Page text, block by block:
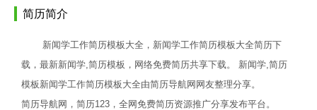
简历简介
新闻学工作简历模板大全，新闻学工作简历模板大全简历下
载，最新新闻学,简历模板，网络免费简历共享下载。 新闻学,简历
模板新闻学工作简历模板大全由简历导航网网友整理分享。
简历导航网，简历123，全网免费简历资源推广分享发布平台。